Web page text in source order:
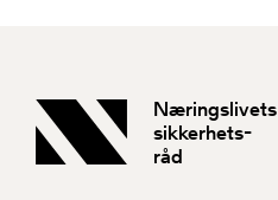
Næringslivets
sikkerhets-
råd